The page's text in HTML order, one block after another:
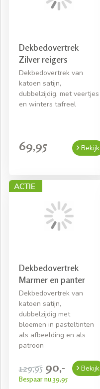
Dekbedovertrek
Zilver reigers
Dekbedovertrek van
katoen satijn,
dubbelzijdig, met veertjes
en winters tafreel
69,95 Bekijk
Dekbedovertrek
Marmer en panter
Dekbedovertrek van
katoen satijn,
dubbelzijdig met
bloemen in pasteltinten
als afbeelding en als
patroon
129,95 90,-
Bespaar nu 39,95
Bekijk